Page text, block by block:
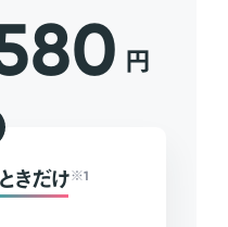
円
きだけ ※1